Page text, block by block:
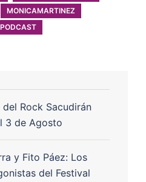
MONICAMARTINEZ
PODCAST
Rock Sacudirán
3 de Agosto
y Fito Páez: Los
del Festival